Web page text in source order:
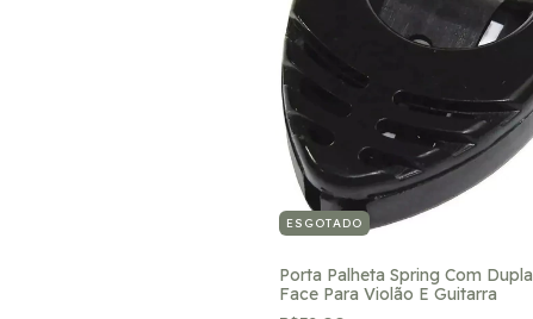
ESGOTADO
Porta Palheta Spring Com Dupla
Face Para Violão E Guitarra